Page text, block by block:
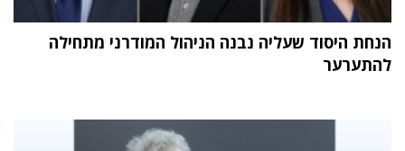
הנחת היסוד שעליה נבנה הניהול המודרני מתחילה
להתערער